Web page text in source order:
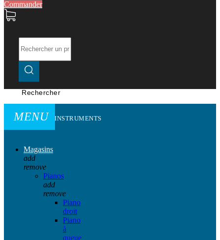
Commander
Rechercher
MENU INSTRUMENTS
Magasins
add
remove
Pianos
add
remove
Piano
droit
Piano
à
queue